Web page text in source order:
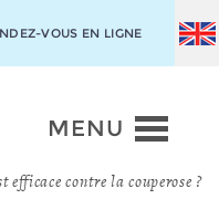
VOUS EN LIGNE
MENU
efficace contre la couperose ?